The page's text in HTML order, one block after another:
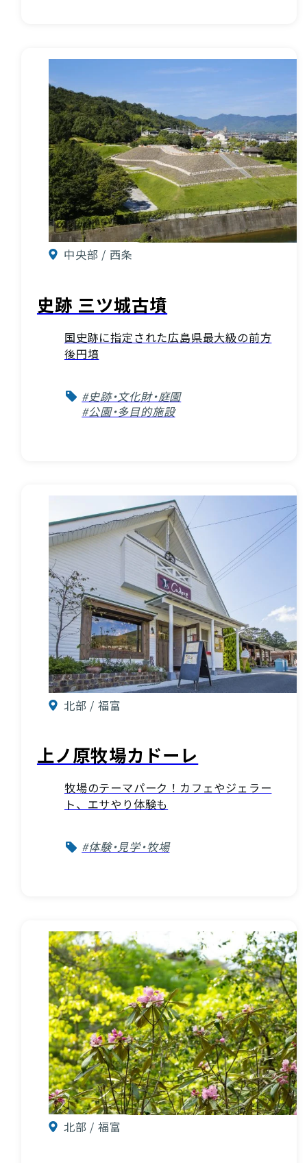
中央部 / 西条
史跡 三ツ城古墳
国史跡に指定された広島県最大級の前方
後円墳
#史跡・文化財・庭園
#公園・多目的施設
北部 / 福富
上ノ原牧場カドーレ
牧場のテーマパーク！カフェやジェラー
ト、エサやり体験も
#体験・見学・牧場
北部 / 福富